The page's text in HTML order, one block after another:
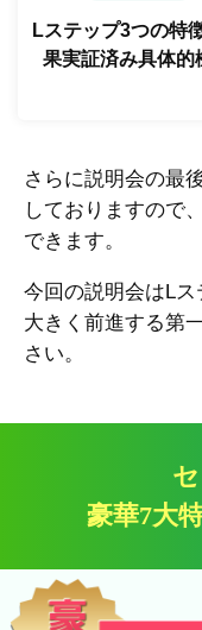
Lステップ3つの特
果実証済み具体的
さらに説明会の最
しておりますので
できます。
今回の説明会はL
大きく前進する第
さい。
豪華7大